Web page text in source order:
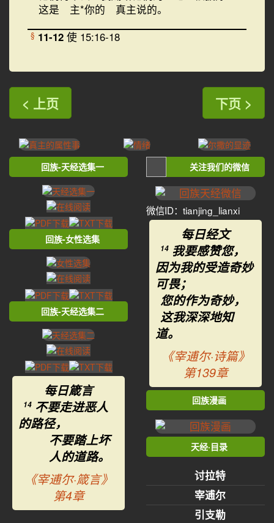
这是 主*你的 真主说的。
§ 11-12 使 15:16-18
< 上页 下页 >
回族-天经选集一
回族-女性选集
回族-天经选集二
每日箴言
14 不要走进恶人
的路径，
不要踏上坏
人的道路。
《宰逋尔·箴言》
第4章
关注我们的微信
微信ID：tianjing_lianxi
每日经文
14 我要感赞您，
因为我的受造奇妙
可畏；
您的作为奇妙，
这我深深地知
道。
《宰逋尔·诗篇》
第139章
回族漫画
天经·目录
讨拉特
宰逋尔
引支勒